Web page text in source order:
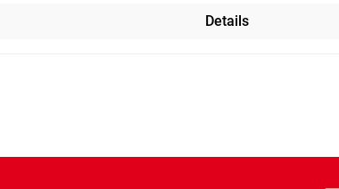
Details